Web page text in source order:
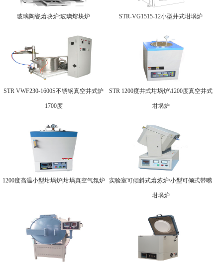
玻璃陶瓷熔块炉:玻璃熔块炉 STR-VG1515-12小型井式坩埚炉
STR VWF230-1600S不锈钢真空井式炉
1700度
STR 1200度井式坩埚炉\1200度真空井式
坩埚炉
1200度高温小型坩埚炉|坩埚真空气氛炉 实验室可倾斜式熔炼炉\小型可倾式带嘴
坩埚炉